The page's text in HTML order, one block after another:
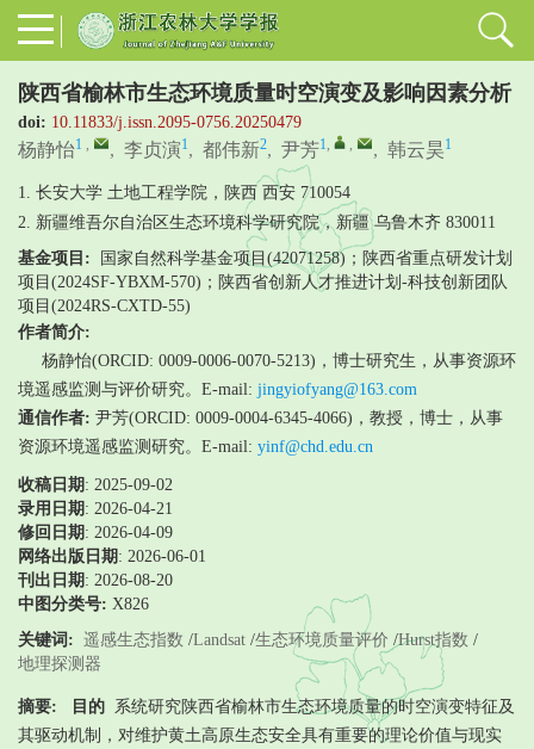
陕西省榆林市生态环境质量时空演变及影响因素分析
doi: 10.11833/j.issn.2095-0756.20250479
杨静怡1 , , 李贞演1, 都伟新2, 尹芳1, , , 韩云昊1
1. 长安大学 土地工程学院，陕西 西安 710054
2. 新疆维吾尔自治区生态环境科学研究院，新疆 乌鲁木齐 830011
基金项目: 国家自然科学基金项目(42071258)；陕西省重点研发计划
项目(2024SF-YBXM-570)；陕西省创新人才推进计划-科技创新团队
项目(2024RS-CXTD-55)
作者简介:
杨静怡(ORCID: 0009-0006-0070-5213)，博士研究生，从事资源环
境遥感监测与评价研究。E-mail: jingyiofyang@163.com
通信作者: 尹芳(ORCID: 0009-0004-6345-4066)，教授，博士，从事
资源环境遥感监测研究。E-mail: yinf@chd.edu.cn
收稿日期 : 2025-09-02
录用日期 : 2026-04-21
修回日期 : 2026-04-09
网络出版日期 : 2026-06-01
刊出日期 : 2026-08-20
中图分类号: X826
关键词: 遥感生态指数 /Landsat /生态环境质量评价 /Hurst指数 /
地理探测器
摘要: 目的 系统研究陕西省榆林市生态环境质量的时空演变特征及
其驱动机制，对维护黄土高原生态安全具有重要的理论价值与现实